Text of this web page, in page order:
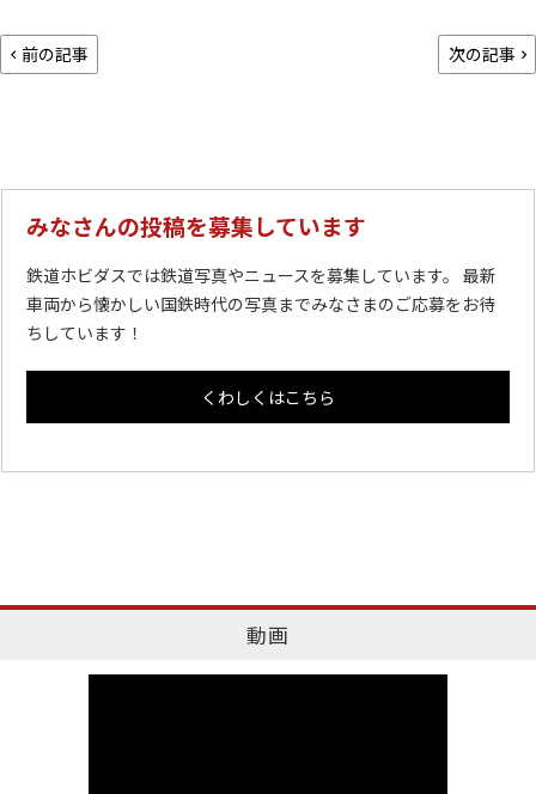
前の記事 次の記事
みなさんの投稿を募集しています
鉄道ホビダスでは鉄道写真やニュースを募集しています。 最新
車両から懐かしい国鉄時代の写真までみなさまのご応募をお待
ちしています！
くわしくはこちら
動画